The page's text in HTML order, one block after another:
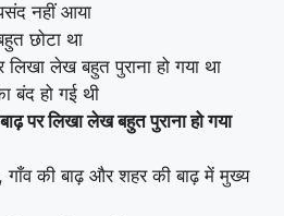
नहीं आया
छोटा था
लिखा लेख बहुत पुराना हो गया था
बंद हो गई थी
पर लिखा लेख बहुत पुराना हो गया
की बाढ़ और शहर की बाढ़ में मुख्य